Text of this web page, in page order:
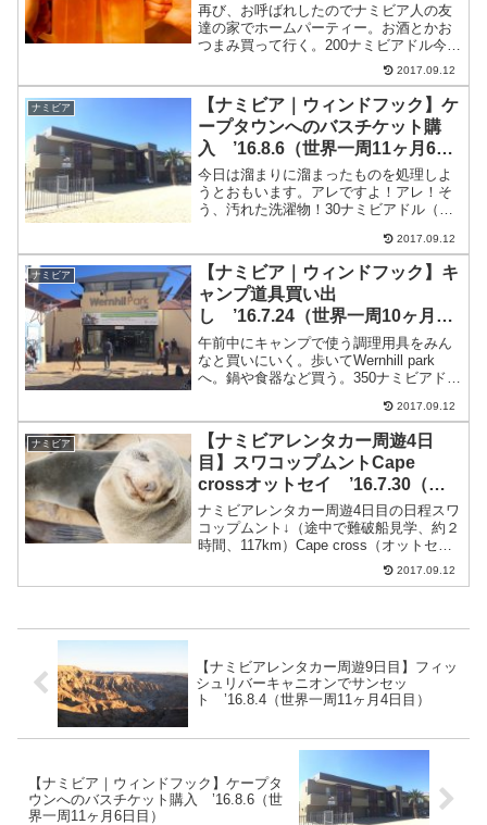
再び、お呼ばれしたのでナミビア人の友
達の家でホームパーティー。お酒とかお
つまみ買って行く。200ナミビアドル今日
はいろいろごちゃごちゃして盛り上がら
ない・・・泥沼。その他出費タバコ30ナ
ミビアドル（210円）今日の出費（レート
1ナミビアド...
2017.09.12
ナミビア
【ナミビア｜ウィンドフック】ケ
ープタウンへのバスチケット購
入 ’16.8.6（世界一周11ヶ月6日
目）
今日は溜まりに溜まったものを処理しよ
うとおもいます。アレですよ！アレ！そ
う、汚れた洗濯物！30ナミビアドル（約
とんど見てこなかったから、本当に助か
る。手洗いもいいけど、時間かかるし疲
れるんよね・・・レ...
2017.09.12
ナミビア
【ナミビア｜ウィンドフック】キ
ャンプ道具買い出
し ’16.7.24（世界一周10ヶ月24
日目）
午前中にキャンプで使う調理用具をみん
なと買いにいく。歩いてWernhill park
へ。鍋や食器など買う。350ナミビアドル
ついてそのあと昼食ハンバーガー屋さん
50ナミビアドル（約350円）また、カ...
2017.09.12
ナミビア
【ナミビアレンタカー周遊4日
目】スワコップムントCape
crossオットセイ ’16.7.30（世
界一周10ヶ月30日目）
ナミビアレンタカー周遊4日目の日程スワ
コップムント↓（途中で難破船見学、約２
時間、117km）Cape cross（オットセイ
のコロニー）↓（約２時間、117km）スワ
コップムント（Skeleton Beach
2017.09.12
【ナミビアレンタカー周遊9日目】フィッ
シュリバーキャニオンでサンセッ
ト ’16.8.4（世界一周11ヶ月4日目）
【ナミビア｜ウィンドフック】ケープタ
ウンへのバスチケット購入 ’16.8.6（世
界一周11ヶ月6日目）